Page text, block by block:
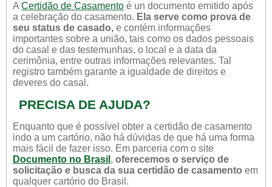
A Certidão de Casamento é un documento emitido após
a celebração do casamento. Ela serve como prova de
seu status de casado, e contém informações
importantes sobre a união, tais como os dados pessoais
do casal e das testemunhas, o local e a data da
cerimônia, entre outras informações relevantes. Tal
registro também garante a igualdade de direitos e
deveres do casal.
PRECISA DE AJUDA?
Enquanto que é possível obter a certidão de casamento
indo a um cartório, não há dúvidas de que há uma forma
mais fácil de fazer isso. Em parceria com o site
Documento no Brasil , oferecemos o serviço de
solicitação e busca da sua certidão de casamento em
qualquer cartório do Brasil.